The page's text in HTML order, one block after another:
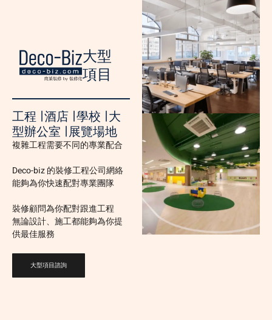
大型
項目
工程 ∣ 酒店 ∣ 學校 ∣ 大
型辦公室 ∣ 展覽場地
複雜工程需要不同的專業配合
Deco-biz 的裝修工程公司網絡
能夠為你快速配對專業團隊
裝修顧問為你配對跟進工程
無論設計、施工都能夠為你提
供最佳服務
大型項目諮詢